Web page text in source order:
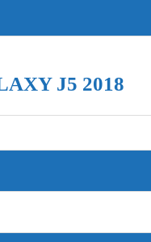
J5 2018